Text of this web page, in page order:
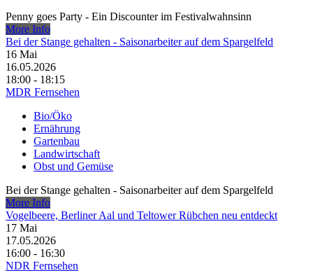
Penny goes Party - Ein Discounter im Festivalwahnsinn
More Info
Bei der Stange gehalten - Saisonarbeiter auf dem Spargelfeld
16 Mai
16.05.2026
18:00 - 18:15
MDR Fernsehen
Bio/Öko
Ernährung
Gartenbau
Landwirtschaft
Obst und Gemüse
Bei der Stange gehalten - Saisonarbeiter auf dem Spargelfeld
More Info
Vogelbeere, Berliner Aal und Teltower Rübchen neu entdeckt
17 Mai
17.05.2026
16:00 - 16:30
NDR Fernsehen